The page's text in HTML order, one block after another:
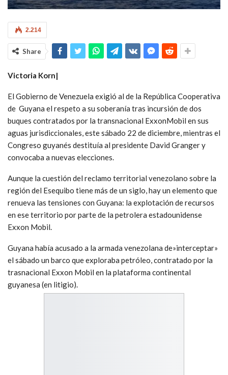
2.214
Share
Victoria Korn|
El Gobierno de Venezuela exigió al de la República Cooperativa
de Guyana el respeto a su soberanía tras incursión de dos
buques contratados por la transnacional ExxonMobil en sus
aguas jurisdiccionales, este sábado 22 de diciembre, mientras el
Congreso guyanés destituía al presidente David Granger y
convocaba a nuevas elecciones.
Aunque la cuestión del reclamo territorial venezolano sobre la
región del Esequibo tiene más de un siglo, hay un elemento que
renueva las tensiones con Guyana: la explotación de recursos
en ese territorio por parte de la petrolera estadounidense
Exxon Mobil.
Guyana había acusado a la armada venezolana de»interceptar»
el sábado un barco que exploraba petróleo, contratado por la
trasnacional Exxon Mobil en la plataforma continental
guyanesa (en litigio).